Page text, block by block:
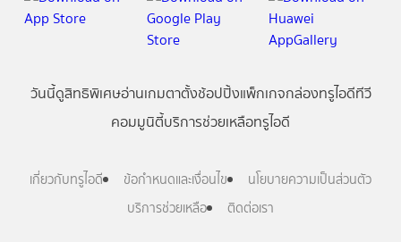
วันนี้ดูสิทธิพิเศษอ่านเกมตาตั้งช้อปปิ้งแพ็กเกจกล่องทรูไอดีทีวี
คอมมูนิตี้บริการช่วยเหลือทรูไอดี
เกี่ยวกับทรูไอดี ข้อกำหนดและเงื่อนไข
นโยบายความเป็นส่วนตัว
บริการช่วยเหลือ
ติดต่อเรา